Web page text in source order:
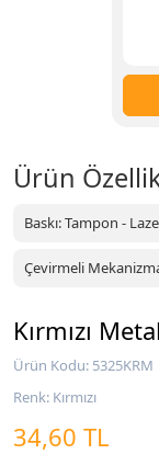
Ürün
Baskı: Tampon -
Çevirmeli
Kırmızı
Ürün Kodu: 5325KRM
Renk: Kırmızı
34,60 TL